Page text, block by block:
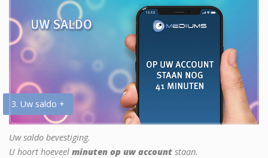
3. Uw saldo +
Uw saldo bevestiging.
U hoort hoeveel minuten op uw account staan.